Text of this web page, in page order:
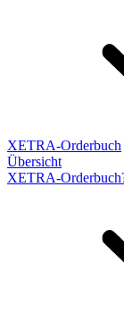
XETRA-Orderbuch
Übersicht
XETRA-